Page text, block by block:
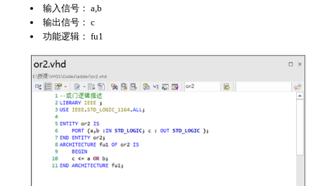
输入信号： a,b
输出信号： c
功能逻辑： fu1